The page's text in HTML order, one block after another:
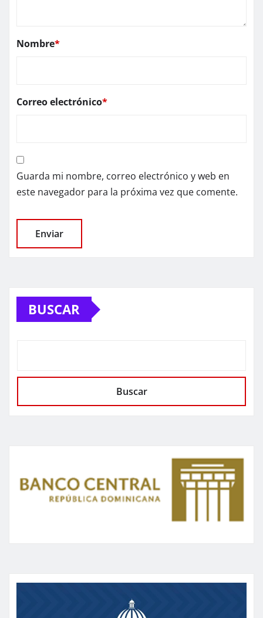
Nombre*
Correo electrónico*
Guarda mi nombre, correo electrónico y web en
este navegador para la próxima vez que comente.
BUSCAR
Buscar